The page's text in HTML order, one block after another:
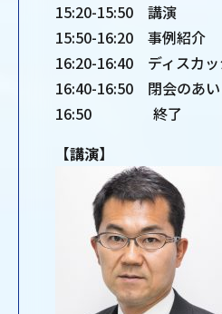
15:20-15:50 講演
15:50-16:20 事例紹介
16:20-16:40 ディスカッ
16:40-16:50 閉会のあ
16:50 終了
【講演】